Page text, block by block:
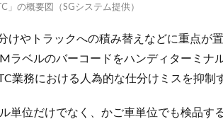
」の概要図（SGシステム提供）
けやトラックへの積み替えなどに重点が
ラベルのバーコードをハンディターミ
業務における人為的な仕分けミスを抑制
単位だけでなく、かご車単位でも検品す